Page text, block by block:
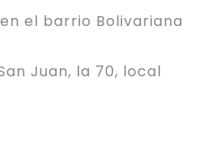
el barrio Bolivariana
Juan, la 70, local